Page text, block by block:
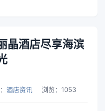
晶酒店尽享海滨
酒店资讯 浏览： 1053